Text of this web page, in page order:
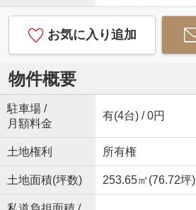
お気に入り追加
物件概要
駐車場 /
月額料金
有(4台) / 0円
土地権利 所有権
土地面積(坪数) 253.65㎡(76.72坪)